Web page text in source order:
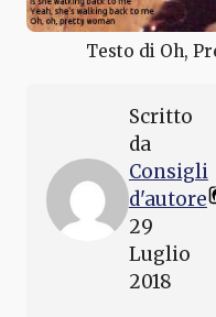
Testo di Oh,
Scritto
da
Consigli
d'autore
29
Luglio
2018